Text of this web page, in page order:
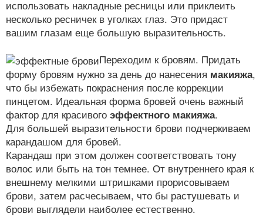
использовать накладные ресницы или приклеить
несколько ресничек в уголках глаз. Это придаст
вашим глазам еще большую выразительность.
Переходим к бровям. Придать
форму бровям нужно за день до нанесения макияжа,
что бы избежать покраснения после коррекции
пинцетом. Идеальная форма бровей очень важный
фактор для красивого эффектного макияжа.
Для большей выразительности брови подчеркиваем
карандашом для бровей.
Карандаш при этом должен соответствовать тону
волос или быть на тон темнее. От внутреннего края к
внешнему мелкими штришками прорисовываем
брови, затем расчесываем, что бы растушевать и
брови выглядели наиболее естественно.